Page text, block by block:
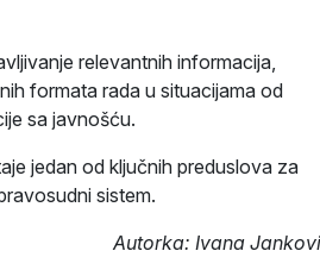
relevantnih informacija,
formata rada u situacijama od
sa javnošću.
jedan od ključnih preduslova za
sistem.
Autorka: Ivana